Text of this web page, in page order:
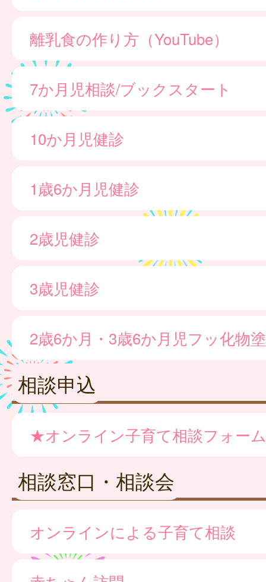
離乳食の作り方（YouTube）
7か月児相談/ブックスタート
10か月児健診
1歳6か月児健診
2歳児健診
3歳児健診
2歳6か月・3歳6か月児フッ化物
相談申込
★オンライン子育て相談フォーム
相談窓口・相談会
オンラインによる子育て相談